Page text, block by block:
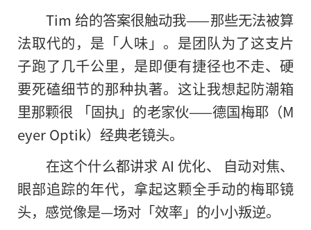
Tim 给的答案很触动我——那些无法被算
法取代的，是「人味」。是团队为了这支片
子跑了几千公里，是即便有捷径也不走、硬
要死磕细节的那种执著。这让我想起防潮箱
里那颗很 「固执」的老家伙——德国梅耶（M
eyer Optik）经典老镜头。
在这个什么都讲求 AI 优化、 自动对焦、
眼部追踪的年代，拿起这颗全手动的梅耶镜
头，感觉像是—场对「效率」的小小叛逆。